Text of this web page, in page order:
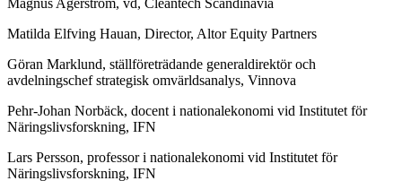
Magnus Agerström, vd, Cleantech Scandinavia
Matilda Elfving Hauan, Director, Altor Equity Partners
Göran Marklund, ställföreträdande generaldirektör och
avdelningschef strategisk omvärldsanalys, Vinnova
Pehr-Johan Norbäck, docent i nationalekonomi vid Institutet för
Näringslivsforskning, IFN
Lars Persson, professor i nationalekonomi vid Institutet för
Näringslivsforskning, IFN